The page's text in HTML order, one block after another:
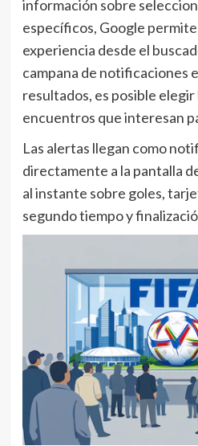
información sobre
específicos, Google
experiencia desde el
campana de notificaciones
resultados, es posible elegir
encuentros que interesan
Las alertas llegan como
directamente a la pantalla
al instante sobre goles,
segundo tiempo y